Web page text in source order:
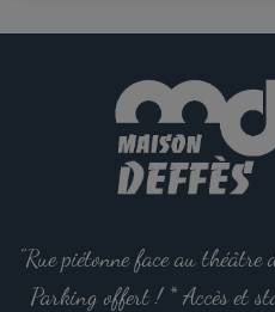
Les
peuvent
être
choisies
sur
du
produit
"Rue piétonne face au théâtre
Parking offert ! * Accès et